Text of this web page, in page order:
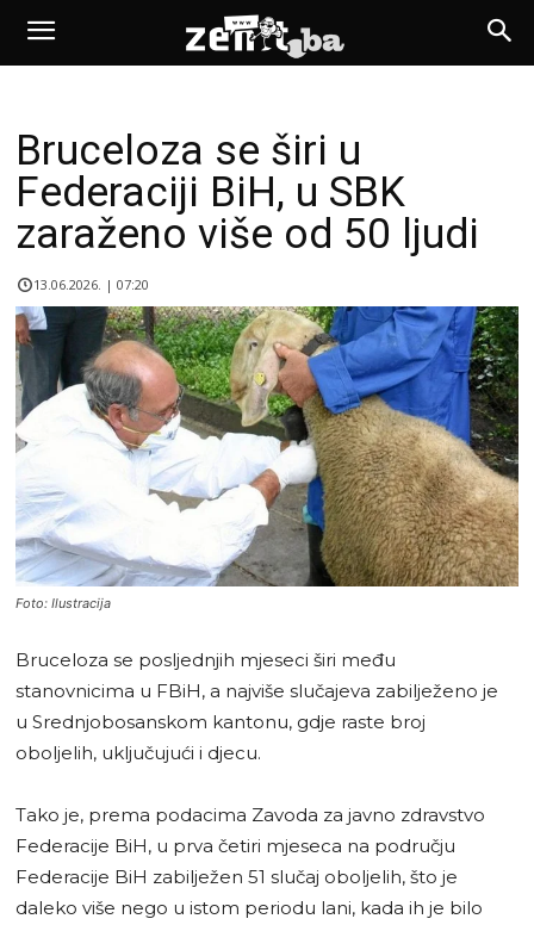
Bruceloza se širi u
Federaciji BiH, u SBK
zaraženo više od 50 ljudi
13.06.2026. | 07:20
Foto: Ilustracija
Bruceloza se posljednjih mjeseci širi među
stanovnicima u FBiH, a najviše slučajeva zabilježeno je
u Srednjobosanskom kantonu, gdje raste broj
oboljelih, uključujući i djecu.
Tako je, prema podacima Zavoda za javno zdravstvo
Federacije BiH, u prva četiri mjeseca na području
Federacije BiH zabilježen 51 slučaj oboljelih, što je
daleko više nego u istom periodu lani, kada ih je bilo